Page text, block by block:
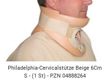
Philadelphia-Cervicalstütze Beige 6Cm
S - (1 St) - PZN 04888264